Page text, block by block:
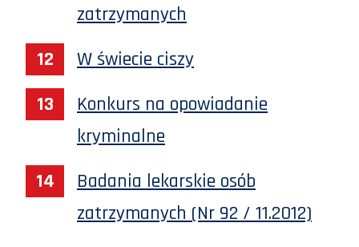
zatrzymanych
W świecie ciszy
Konkurs na opowiadanie
kryminalne
Badania lekarskie osób
zatrzymanych (Nr 92 / 11.2012)